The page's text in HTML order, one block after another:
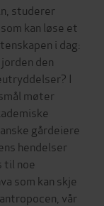
studerer
kan løse et
i dag:
den
I
møter
gårdeiere
hendelser
til noe
som kan skje
vår